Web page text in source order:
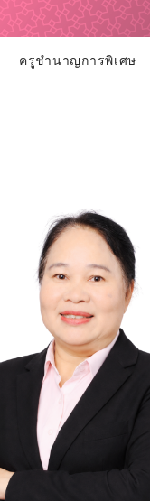
ครูชำนาญการพิเศษ